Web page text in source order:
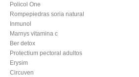
Policol One
Rompepiedras soria natural
Inmunol
Marnys vitamina c
Ber detox
Protectium pectoral adultos
Erysim
Circuven